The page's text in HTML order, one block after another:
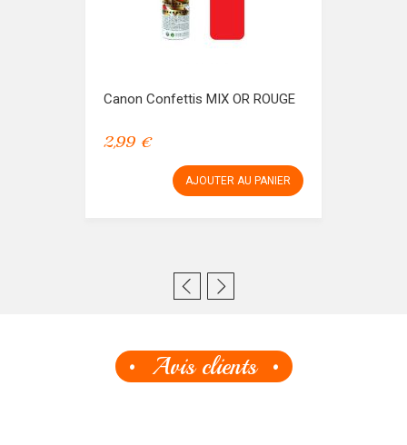
Canon Confettis MIX OR ROUGE
2,99 €
AJOUTER AU PANIER
Avis clients